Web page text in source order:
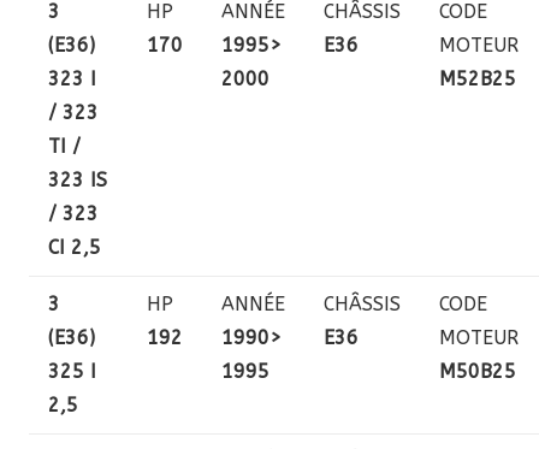
3
(E36)
323 I
/ 323
TI /
323 IS
/ 323
CI 2,5
HP
170
ANNÉE
1995>
2000
CHÂSSIS
E36
CODE
MOTEUR
M52B25
3
(E36)
325 I
2,5
HP
192
ANNÉE
1990>
1995
CHÂSSIS
E36
CODE
MOTEUR
M50B25